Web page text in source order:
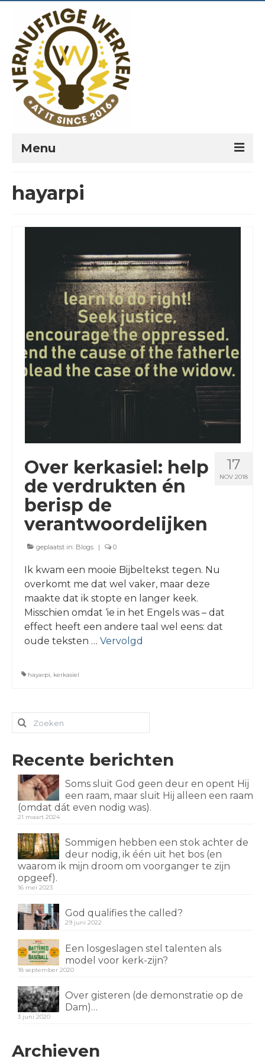
Menu
PREKEN
VERNUFTIG?
LEESPLANNEN
BLOGS
hayarpi
17
NOV 2018
Over kerkasiel: help
de verdrukten én
berisp de
verantwoordelijken
geplaatst in: Blogs | 0
Ik kwam een mooie Bijbeltekst tegen. Nu
overkomt me dat wel vaker, maar deze
maakte dat ik stopte en langer keek.
Misschien omdat ‘ie in het Engels was – dat
effect heeft een andere taal wel eens: dat
oude teksten … Vervolgd
hayarpi, kerkasiel
Zoeken
naar:
Recente berichten
Soms sluit God geen deur en opent Hij
een raam, maar sluit Hij alleen een raam
(omdat dát even nodig was).
21 maart 2024
Sommigen hebben een stok achter de
deur nodig, ik één uit het bos (en
waarom ik mijn droom om voorganger te zijn
opgeef).
16 mei 2023
God qualifies the called?
29 juni 2022
Een losgeslagen stel talenten als
model voor kerk-zijn?
18 september 2020
Over gisteren (de demonstratie op de
Dam)…
3 juni 2020
Archieven